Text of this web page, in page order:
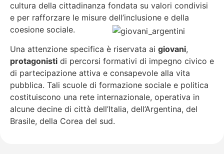
cultura della cittadinanza fondata su valori condivisi
e per rafforzare le misure dell’inclusione e della
coesione sociale.
Una attenzione specifica è riservata ai giovani,
protagonisti di percorsi formativi di impegno civico e
di partecipazione attiva e consapevole alla vita
pubblica. Tali scuole di formazione sociale e politica
costituiscono una rete internazionale, operativa in
alcune decine di città dell’Italia, dell’Argentina, del
Brasile, della Corea del sud.